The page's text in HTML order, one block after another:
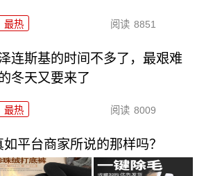
最热 阅读 8851
连斯基的时间不多了，最艰难
冬天又要来了
最热 阅读 8009
平台商家所说的那样吗？